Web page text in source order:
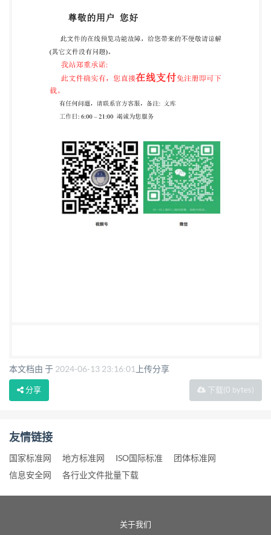
本文档由 于 2024-06-13 23:16:01 上传分享
下载(0 bytes)
分享
友情链接
国家标准网 地方标准网 ISO国际标准
团体标准网
信息安全网
各行业文件批量下载
关于我们